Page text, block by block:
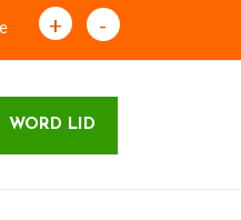
+ -
WORD LID